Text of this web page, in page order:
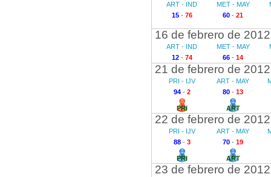
ART - IND
15- 76
MET - MAY
60 - 21
16 de febrero de 2012
ART - IND
12- 74
MET - MAY
66 - 14
21 de febrero de 2012
PRI - IJV
94- 2
PRI
ART - MAY
80 - 13
ART
22 de febrero de 2012
PRI - IJV
88- 3
PRI
ART - MAY
70 - 19
ART
23 de febrero de 2012